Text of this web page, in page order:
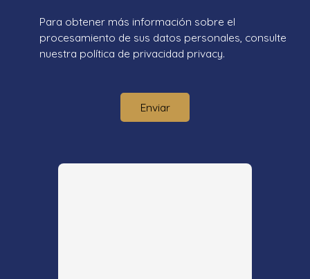
Para obtener más información sobre el
procesamiento de sus datos personales, consulte
nuestra política de privacidad privacy.
Enviar